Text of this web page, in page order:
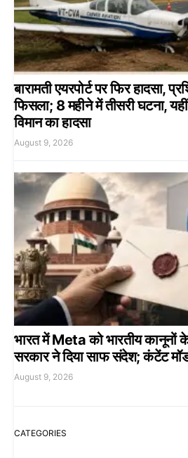
बारामती एयरपोर्ट पर फिर हादसा,
फिसला; 8 महीने में तीसरी घटना,
विमान का हादसा
August 9, 2026
भारत में Meta को भारतीय कानूनों
सरकार ने दिया साफ संदेश; कंटेंट
August 9, 2026
CATEGORIES